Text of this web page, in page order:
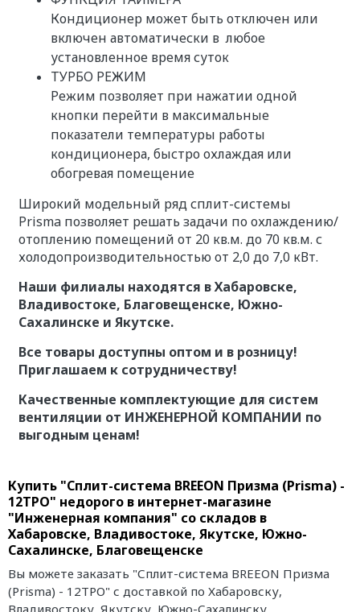
Кондиционер может быть отключен или
включен автоматически в любое
установленное время суток
ТУРБО РЕЖИМ
Режим позволяет при нажатии одной
кнопки перейти в максимальные
показатели температуры работы
кондиционера, быстро охлаждая или
обогревая помещение
Широкий модельный ряд сплит-системы
Prisma позволяет решать задачи по охлаждению/
отоплению помещений от 20 кв.м. до 70 кв.м. с
холодопроизводительностью от 2,0 до 7,0 кВт.
Наши филиалы находятся в Хабаровске,
Владивостоке, Благовещенске, Южно-
Сахалинске и Якутске.
Все товары доступны оптом и в розницу!
Приглашаем к сотрудничеству!
Качественные комплектующие для систем
вентиляции от ИНЖЕНЕРНОЙ КОМПАНИИ по
выгодным ценам!
Купить "Сплит-система BREEON Призма (Prisma) -
12ТРО" недорого в интернет-магазине
"Инженерная компания" со складов в
Хабаровске, Владивостоке, Якутске, Южно-
Сахалинске, Благовещенске
Вы можете заказать "Сплит-система BREEON Призма
(Prisma) - 12ТРО" с доставкой по Хабаровску,
Владивостоку, Якутску, Южно-Сахалинску,